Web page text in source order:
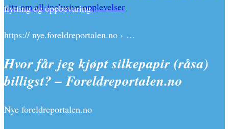
vite om all-inclusive-opplevelser
flytting og oppbevaring.
https:// nye.foreldreportalen.no › …
Hvor får jeg kjøpt silkepapir (råsa)
billigst? – Foreldreportalen.no
Nye foreldreportalen.no